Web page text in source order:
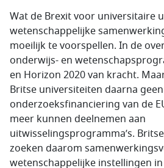
Wat de Brexit voor universitaire
wetenschappelijke
moeilijk te voorspellen. In de
onderwijs- en
en Horizon 2020 van kracht.
Britse universiteiten daarna geen
onderzoeksfinanciering van de
meer kunnen deelnemen aan
uitwisselingsprogramma’s.
zoeken daarom
wetenschappelijke instellingen